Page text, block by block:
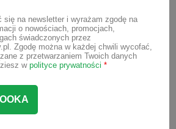
na temat metody BLW.
rozwiać nieco
z metodą BLW.
z niezrozumienia, czym
ta metoda
się na newsletter i wyrażam zgodę na
o nowościach, promocjach,
świadczonych przez
Zgodę można w każdej chwili wycofać,
z przetwarzaniem Twoich danych
w polityce prywatności *